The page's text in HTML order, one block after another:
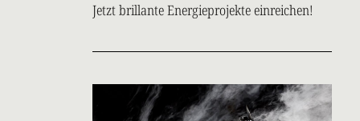
Jetzt brillante Energieprojekte einreichen!